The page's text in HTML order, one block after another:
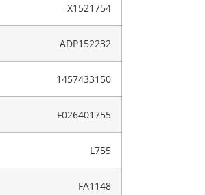
X1521754
ADP152232
1457433150
F026401755
L755
FA1148